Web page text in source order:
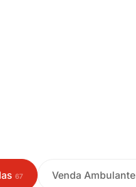
67 Venda Ambulante